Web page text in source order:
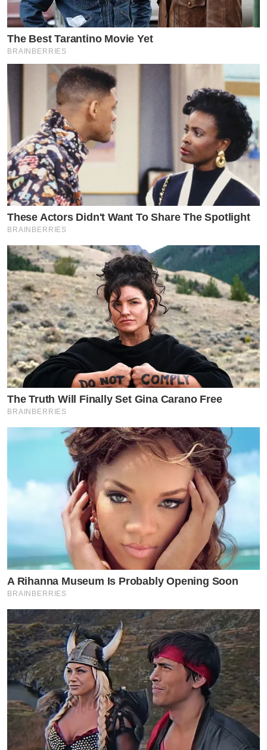
The Best Tarantino Movie Yet
BRAINBERRIES
These Actors Didn't Want To Share The Spotlight
BRAINBERRIES
The Truth Will Finally Set Gina Carano Free
BRAINBERRIES
A Rihanna Museum Is Probably Opening Soon
BRAINBERRIES